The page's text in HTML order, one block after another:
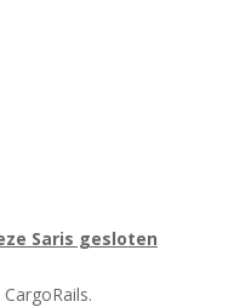
Saris gesloten